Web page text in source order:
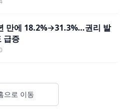
만에 18.2%→31.3%…권리 발
급증
으로 이동